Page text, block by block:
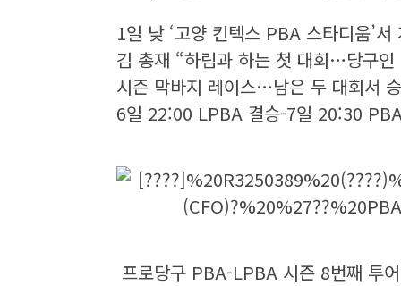
1일 낮 ‘고양 킨텍스 PBA 스타디움’서
김 총재 “하림과 하는 첫 대회…당구인
시즌 막바지 레이스…남은 두 대회서
6일 22:00 LPBA 결승-7일 20:30
프로당구 PBA-LPBA 시즌 8번째 투